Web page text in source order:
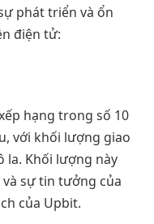
phát triển và ổn
điện tử:
hạng trong số 10
với khối lượng giao
la. Khối lượng này
sự tin tưởng của
của Upbit.